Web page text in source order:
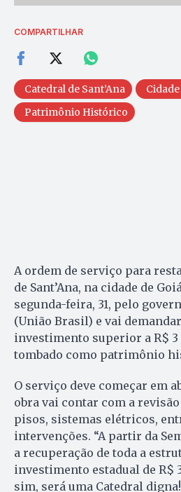
COMPARTILHAR
Catedral de Sant’Ana
Patrimônio Histórico
A ordem de serviço para
de Sant’Ana, na cidade de
segunda-feira, 31, pelo
(União Brasil) e vai
investimento superior a R$
tombado como patrimônio
O serviço deve começar em
obra vai contar com a
pisos, sistemas elétricos,
intervenções. “A partir da
a recuperação de toda a
investimento estadual de R$
sim, será uma Catedral